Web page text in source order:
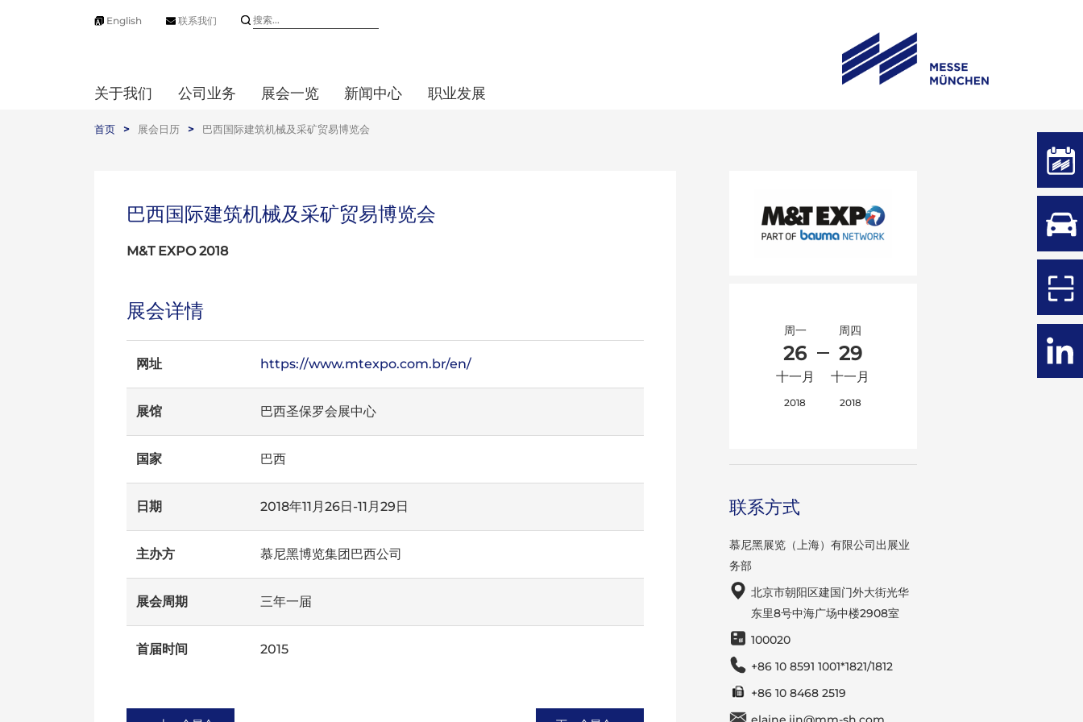
English 联系我们
关于我们 公司业务 展会一览 新闻中心 职业发展
首页 > 展会日历 > 巴西国际建筑机械及采矿贸易博览会
巴西国际建筑机械及采矿贸易博览会
M&T EXPO 2018
展会详情
网址 https://www.mtexpo.com.br/en/
展馆 巴西圣保罗会展中心
国家 巴西
日期 2018年11月26日-11月29日
主办方 慕尼黑博览集团巴西公司
展会周期 三年一届
首届时间 2015
周一
26
十一月
2018
周四
29
十一月
2018
联系方式
慕尼黑展览（上海）有限公司出展业
务部
北京市朝阳区建国门外大街光华
东里8号中海广场中楼2908室
100020
+86 10 8591 1001*1821/1812
+86 10 8468 2519